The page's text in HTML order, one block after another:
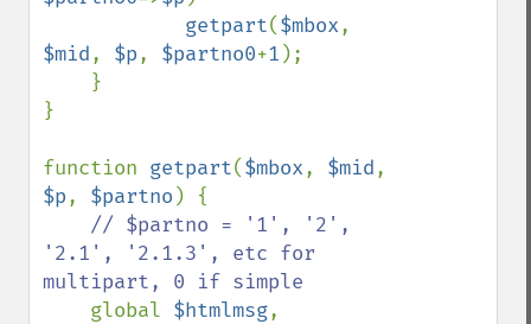
getpart($mbox
$mid, $p, $partno0+1 );
}
function getpart($mbox, $mid
$p, $partno ) {
// $partno = '1', '2',
'2.1', '2.1.3', etc for
multipart, 0 if simple
global $htmlmsg